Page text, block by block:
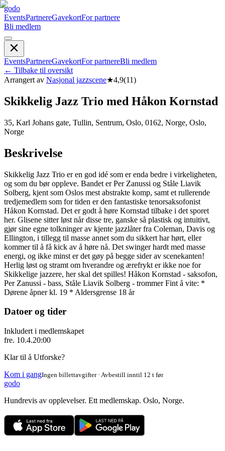
godo
EventsPartnereGavekortFor partnere
Bli medlem
EventsPartnereGavekortFor partnereBli medlem
← Tilbake til oversikt
Arrangert av Nasjonal jazzscene★4,9(11)
Skikkelig Jazz Trio med Håkon Kornstad
35, Karl Johans gate, Tullin, Sentrum, Oslo, 0162, Norge, Oslo,
Norge
Beskrivelse
Skikkelig Jazz Trio er en god idé som er enda bedre i virkeligheten,
og som du bør oppleve. Bandet er Per Zanussi og Ståle Liavik
Solberg, kjent som Oslos mest abstrakte komp, samt et rullerende
tredjemedlem som for tiden er den fantastiske tenorsaksofonist
Håkon Kornstad. Det er godt å høre Kornstad tilbake i det sporet
her. Glisene sitter løst når disse tre, ganske så plastisk og intuitivt,
gjør sine egne tolkninger av kjente jazzlåter fra Coleman, Davis og
Ellington, i tillegg til masse annet som du sikkert har hørt, eller
kommer til å få kick av å høre nå. Det swinger hardt med masse
energi, og ikke minst er det gøy på begge sider av scenekanten!
Herlig løst og stramt om hverandre og ærefrykt er ikke noe for
Skikkelige jazzere, her skal det spilles! Håkon Kornstad - saksofon,
Per Zanussi - bass, Ståle Liavik Solberg - trommer Fint å vite: *
Dørene åpner kl. 19 * Aldersgrense 18 år
Datoer og tider
Inkludert i medlemskapet
fre. 10.4.20:00
Klar til å Utforske?
Kom i gangIngen billettavgifter · Avbestill inntil 12 t før
godo
Hundrevis av opplevelser. Ett medlemskap. Oslo, Norge.